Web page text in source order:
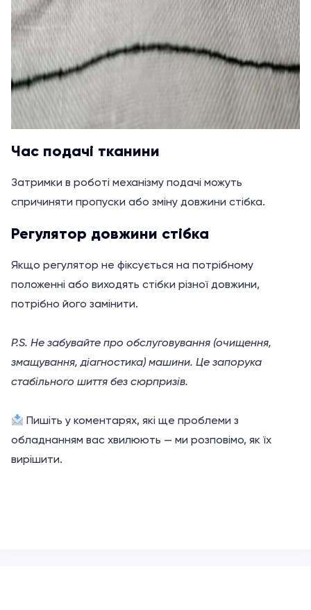
Час подачі тканини
Затримки в роботі механізму подачі можуть
спричиняти пропуски або зміну довжини стібка.
Регулятор довжини стібка
Якщо регулятор не фіксується на потрібному
положенні або виходять стібки різної довжини,
потрібно його замінити.
P.S. Не забувайте про обслуговування (очищення,
змащування, діагностика) машини. Це запорука
стабільного шиття без сюрпризів.
Пишіть у коментарях, які ще проблеми з
обладнанням вас хвилюють — ми розповімо, як їх
вирішити.